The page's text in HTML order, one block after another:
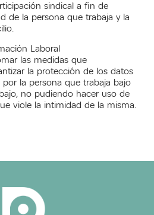
sindical a fin de
de la persona que trabaja y la
Laboral
las medidas que
la protección de los datos
la persona que trabaja bajo
no pudiendo hacer uso de
viole la intimidad de la misma.